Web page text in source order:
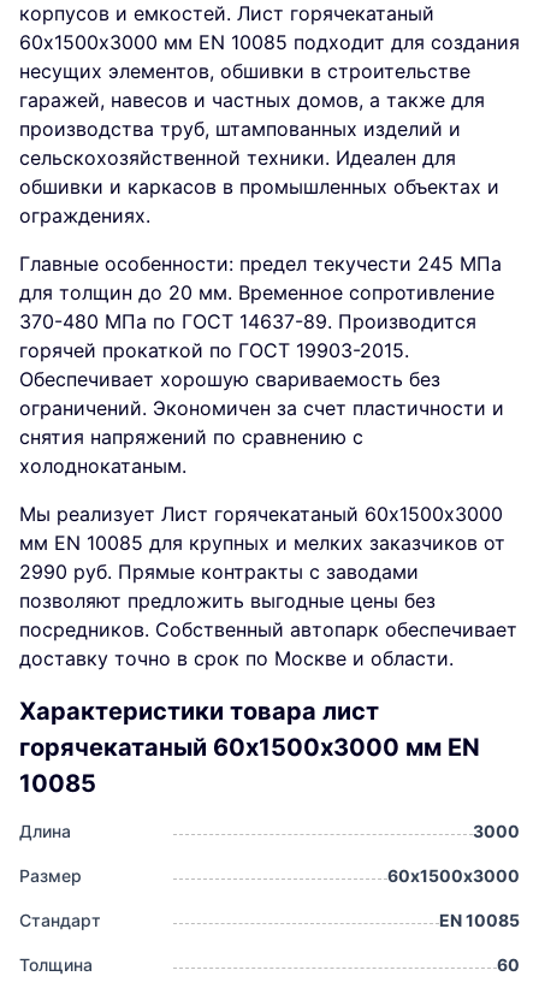
корпусов и емкостей. Лист горячекатаный
60х1500х3000 мм EN 10085 подходит для создания
несущих элементов, обшивки в строительстве
гаражей, навесов и частных домов, а также для
производства труб, штампованных изделий и
сельскохозяйственной техники. Идеален для
обшивки и каркасов в промышленных объектах и
ограждениях.
Главные особенности: предел текучести 245 МПа
для толщин до 20 мм. Временное сопротивление
370-480 МПа по ГОСТ 14637-89. Производится
горячей прокаткой по ГОСТ 19903-2015.
Обеспечивает хорошую свариваемость без
ограничений. Экономичен за счет пластичности и
снятия напряжений по сравнению с
холоднокатаным.
Мы реализует Лист горячекатаный 60х1500х3000
мм EN 10085 для крупных и мелких заказчиков от
2990 руб. Прямые контракты с заводами
позволяют предложить выгодные цены без
посредников. Собственный автопарк обеспечивает
доставку точно в срок по Москве и области.
Характеристики товара лист
горячекатаный 60х1500х3000 мм EN
10085
Длина 3000
Размер 60х1500х3000
Стандарт EN 10085
Толщина 60